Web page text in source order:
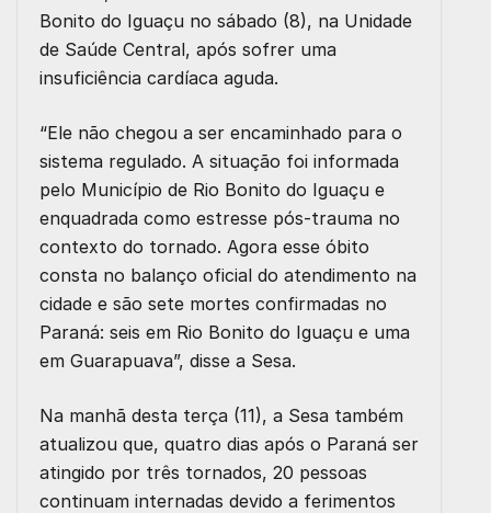
Bonito do Iguaçu no sábado (8), na Unidade
de Saúde Central, após sofrer uma
insuficiência cardíaca aguda.
“Ele não chegou a ser encaminhado para o
sistema regulado. A situação foi informada
pelo Município de Rio Bonito do Iguaçu e
enquadrada como estresse pós-trauma no
contexto do tornado. Agora esse óbito
consta no balanço oficial do atendimento na
cidade e são sete mortes confirmadas no
Paraná: seis em Rio Bonito do Iguaçu e uma
em Guarapuava”, disse a Sesa.
Na manhã desta terça (11), a Sesa também
atualizou que, quatro dias após o Paraná ser
atingido por três tornados, 20 pessoas
continuam internadas devido a ferimentos